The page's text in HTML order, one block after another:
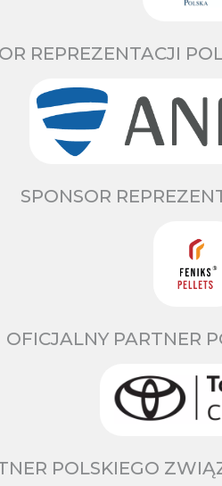
REPREZENTACJI
SPONSOR
OFICJALNY PARTNER
POLSKIEGO